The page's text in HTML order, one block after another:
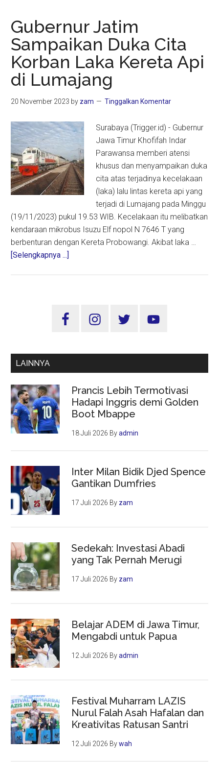
Gubernur Jatim
Sampaikan Duka Cita
Korban Laka Kereta Api
di Lumajang
20 November 2023 by zam Tinggalkan Komentar
Surabaya (Trigger.id) - Gubernur
Jawa Timur Khofifah Indar
Parawansa memberi atensi
khusus dan menyampaikan duka
cita atas terjadinya kecelakaan
(laka) lalu lintas kereta api yang
terjadi di Lumajang pada Minggu
(19/11/2023) pukul 19.53 WIB. Kecelakaan itu melibatkan
kendaraan mikrobus Isuzu Elf nopol N 7646 T yang
berbenturan dengan Kereta Probowangi. Akibat laka …
[Selengkapnya ...]
Cita
Kereta
Lumajang
Sidebar
LAINNYA
Prancis Lebih Termotivasi
Hadapi Inggris demi Golden
Boot Mbappe
18 Juli 2026 Byadmin
Inter Milan Bidik Djed Spence
Gantikan Dumfries
17 Juli 2026 By zam
Sedekah: Investasi Abadi
yang Tak Pernah Merugi
17 Juli 2026 By zam
Belajar ADEM di Jawa Timur,
Mengabdi untuk Papua
12 Juli 2026 Byadmin
Festival Muharram LAZIS
Nurul Falah Asah Hafalan dan
Kreativitas Ratusan Santri
12 Juli 2026 Bywah